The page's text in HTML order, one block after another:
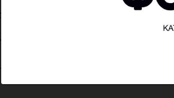
τυχερών παιχνιδιών με
λεσχών (χωρίς όμως
θα